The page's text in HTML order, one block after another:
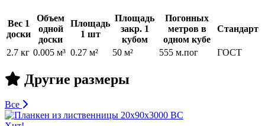
Вес 1
доски
Объем
одной
доски
Площадь
1 шт
Площадь
закр. 1
кубом
Погонных
метров в
одном кубе
Стандарт
2.7 кг 0.005 м³ 0.27 м² 50 м² 555 м.пог ГОСТ
Другие размеры
Все